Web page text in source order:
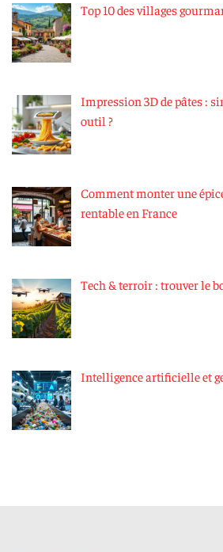
Top 10 des villages
Impression 3D de pâtes :
outil ?
Comment monter une
rentable en France
Tech & terroir : trouver le
Intelligence artificielle et